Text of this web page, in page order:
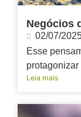
Negócios
02/07/
Esse
Leia mais